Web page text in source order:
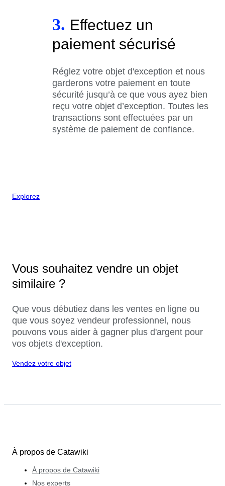
3. Effectuez un
paiement sécurisé
Réglez votre objet d'exception et nous
garderons votre paiement en toute
sécurité jusqu’à ce que vous ayez bien
reçu votre objet d’exception. Toutes les
transactions sont effectuées par un
système de paiement de confiance.
Explorez
Vous souhaitez vendre un objet
similaire ?
Que vous débutiez dans les ventes en ligne ou
que vous soyez vendeur professionnel, nous
pouvons vous aider à gagner plus d'argent pour
vos objets d'exception.
Vendez votre objet
À propos de Catawiki
À propos de Catawiki
Nos experts